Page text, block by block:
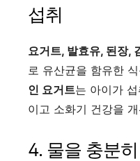
섭취
요거트, 발효유, 된장,
로 유산균을 함유한
인 요거트는 아이가
이고 소화기 건강을
4. 물을 충분